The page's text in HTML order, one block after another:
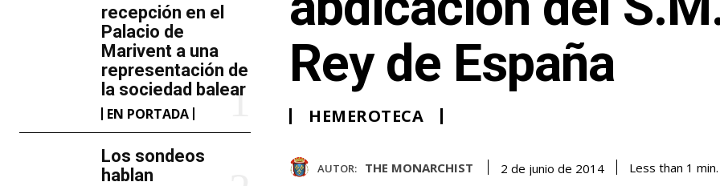
recepción en el
Palacio de
Marivent​ a una
representación de
la sociedad balear
EN PORTADA
Los sondeos
hablan
Rey de España
HEMEROTECA
AUTOR: THE MONARCHIST 2 de junio de 2014 Less than 1 min.